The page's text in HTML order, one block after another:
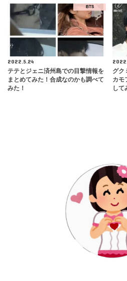
BTS
2022.5.24
テテとジェニ済州島での目撃情報を
まとめてみた！合成なのかも調べて
みた！
グク
カモ
して